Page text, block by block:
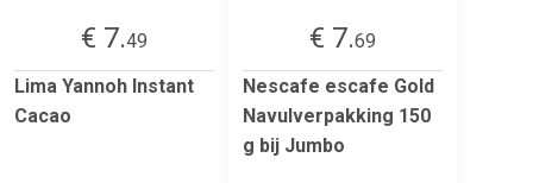
€ 7.49
Lima Yannoh Instant
Cacao
€ 7.69
Nescafe escafe Gold
Navulverpakking 150
g bij Jumbo